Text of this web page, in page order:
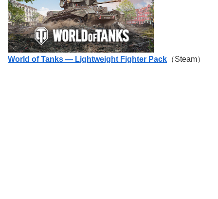
World of Tanks — Lightweight Fighter Pack （Steam）